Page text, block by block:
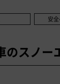
安
のスノ